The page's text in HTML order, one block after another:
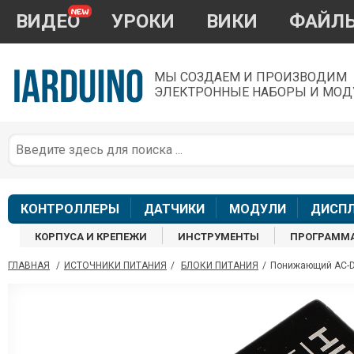
ВИДЕО УРОКИ ВИКИ
МЫ СОЗДАЕМ И ПРОИЗВОДИМ
ЭЛЕКТРОННЫЕ НАБОРЫ И
КОНТРОЛЛЕРЫ ДАТЧИКИ МОДУЛИ
КОРПУСА И КРЕПЕЖИ ИНСТРУМЕНТЫ
ГЛАВНАЯ / ИСТОЧНИКИ ПИТАНИЯ / БЛОКИ ПИТАНИЯ / Понижающий AC-